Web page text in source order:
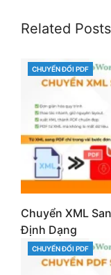
Related Posts
CATEGORIES
CHUYỂN ĐỔI PDF
Chuyển XML
Định Dạng
CATEGORIES
CHUYỂN ĐỔI PDF